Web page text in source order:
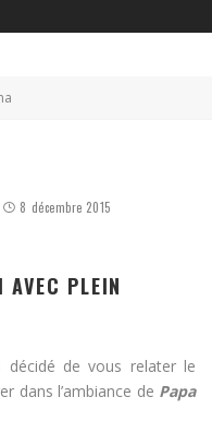
8 décembre 2015
PLEIN
décidé de vous relater le
dans l’ambiance de Papa